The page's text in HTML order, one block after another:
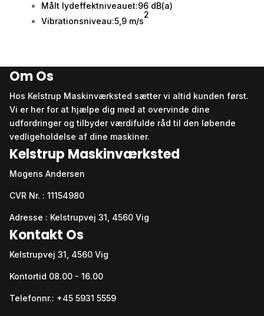
Målt lydeffektniveauet:96 dB(a)
Vibrationsniveau:5,9 m/s
2
Om Os
Hos Kelstrup Maskinværksted sætter vi altid kunden først.
Vi er her for at hjælpe dig med at overvinde dine
udfordringer og tilbyder værdifulde råd til den løbende
vedligeholdelse af dine maskiner.
Kelstrup Maskinværksted
Mogens Andersen
CVR Nr. : 11154980
Adresse : Kelstrupvej 31, 4560 Vig
Kontakt Os
Kelstrupvej 31, 4560 Vig
Kontortid 08.00 - 16.00
Telefonnr.: +45 5931 5559